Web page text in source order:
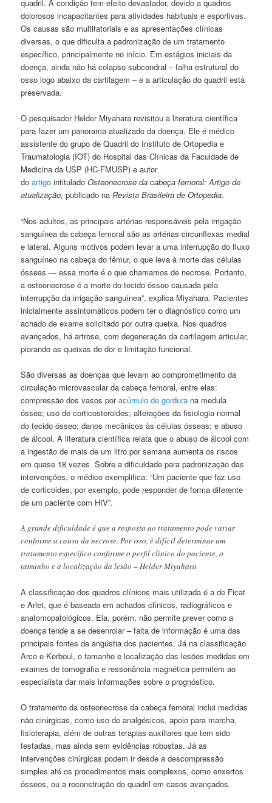
quadril. A condição tem efeito devastador, devido a quadros
dolorosos incapacitantes para atividades habituais e esportivas.
Os causas são multifatoriais e as apresentações clínicas
diversas, o que dificulta a padronização de um tratamento
específico, principalmente no início. Em estágios iniciais da
doença, ainda não há colapso subcondral – falha estrutural do
osso logo abaixo da cartilagem – e a articulação do quadril está
preservada.
O pesquisador Helder Miyahara revisitou a literatura científica
para fazer um panorama atualizado da doença. Ele é médico
assistente do grupo de Quadril do Instituto de Ortopedia e
Traumatologia (IOT) do Hospital das Clínicas da Faculdade de
Medicina da USP (HC-FMUSP) e autor
doartigo intituladoOsteonecrose da cabeça femoral: Artigo de
atualização, publicado naRevista Brasileira de Ortopedia.
“Nos adultos, as principais artérias responsáveis pela irrigação
sanguínea da cabeça femoral são as artérias circunflexas medial
e lateral. Alguns motivos podem levar a uma interrupção do fluxo
sanguíneo na cabeça do fêmur, o que leva à morte das células
ósseas — essa morte é o que chamamos de necrose. Portanto,
a osteonecrose é a morte do tecido ósseo causada pela
interrupção da irrigação sanguínea”, explica Miyahara. Pacientes
inicialmente assintomáticos podem ter o diagnóstico como um
achado de exame solicitado por outra queixa. Nos quadros
avançados, há artrose, com degeneração da cartilagem articular,
piorando as queixas de dor e limitação funcional.
São diversas as doenças que levam ao comprometimento da
circulação microvascular da cabeça femoral, entre elas:
compressão dos vasos poracúmulo de gordura na medula
óssea; uso de corticosteroides; alterações da fisiologia normal
do tecido ósseo; danos mecânicos às células ósseas; e abuso
de álcool. A literatura científica relata que o abuso de álcool com
a ingestão de mais de um litro por semana aumenta os riscos
em quase 18 vezes. Sobre a dificuldade para padronização das
intervenções, o médico exemplifica: “Um paciente que faz uso
de corticoides, por exemplo, pode responder de forma diferente
de um paciente com HIV”.
A grande dificuldade é que a resposta ao tratamento pode variar
conforme a causa da necrose. Por isso, é difícil determinar um
tratamento específico conforme o perfil clínico do paciente, o
tamanho e a localização da lesão – Helder Miyahara
A classificação dos quadros clínicos mais utilizada é a de Ficat
e Arlet, que é baseada em achados clínicos, radiográficos e
anatomopatológicos. Ela, porém, não permite prever como a
doença tende a se desenrolar – falta de informação é uma das
principais fontes de angústia dos pacientes. Já na classificação
Arco e Kerboul, o tamanho e localização das lesões medidas em
exames de tomografia e ressonância magnética permitem ao
especialista dar mais informações sobre o prognóstico.
O tratamento da osteonecrose da cabeça femoral inclui medidas
não cirúrgicas, como uso de analgésicos, apoio para marcha,
fisioterapia, além de outras terapias auxiliares que tem sido
testadas, mas ainda sem evidências robustas. Já as
intervenções cirúrgicas podem ir desde a descompressão
simples até os procedimentos mais complexos, como enxertos
ósseos, ou a reconstrução do quadril em casos avançados.